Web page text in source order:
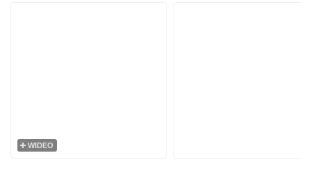
WIDEO